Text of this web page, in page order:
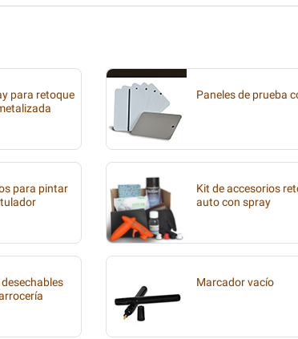
para retoque
Paneles de prueba
para pintar
Kit de accesorios
auto con spray
Marcador vacío